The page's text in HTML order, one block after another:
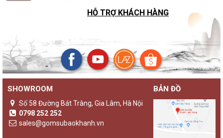
HỖ TRỢ KHÁCH HÀNG
SHOWROOM
Số 58 Đường Bát Tràng, Gia Lâm, Hà Nội
0798 252 252
sales@gomsubaokhanh.vn
BẢN ĐỒ